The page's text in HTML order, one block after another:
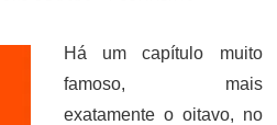
Há um capítulo muito
famoso, mais
exatamente o oitavo, no